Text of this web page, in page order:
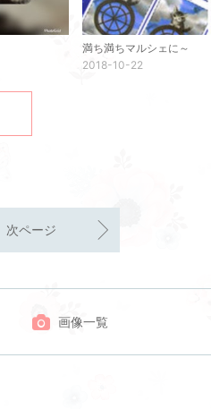
満ち満ちマルシェに～
2018-10-22
次ページ
画像一覧